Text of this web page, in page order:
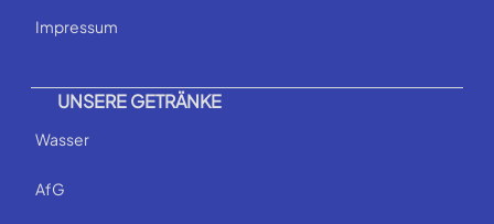
Impressum
UNSERE GETRÄNKE
Wasser
AfG